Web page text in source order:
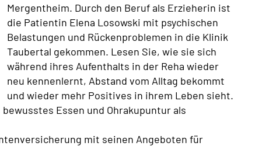
Mergentheim. Durch den Beruf als Erzieherin ist
die Patientin Elena Losowski mit psychischen
Belastungen und Rückenproblemen in die Klinik
Taubertal gekommen. Lesen Sie, wie sie sich
während ihres Aufenthalts in der Reha wieder
neu kennenlernt, Abstand vom Alltag bekommt
und wieder mehr Positives in ihrem Leben sieht.
Essen und Ohrakupuntur als
mit seinen Angeboten für